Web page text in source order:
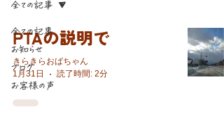
全ての記事
お知らせ
ブログ
お客様の声
全ての記事
PTAの説明で
きらきらおばちゃん
1月31日
読了時間: 2分